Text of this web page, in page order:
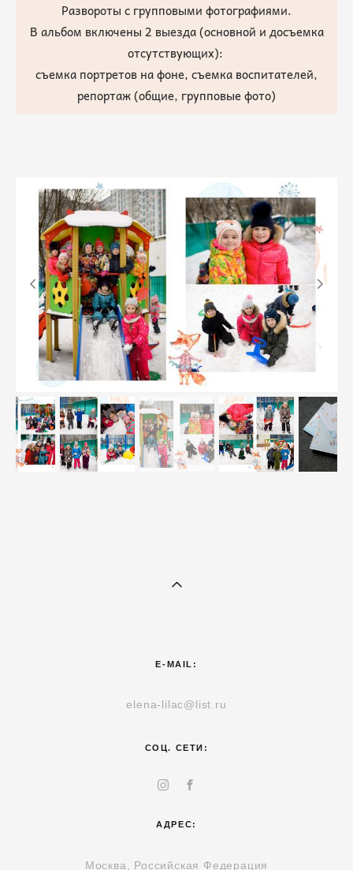
Развороты с групповыми фотографиями.
В альбом включены 2 выезда (основной и досъемка
отсутствующих):
съемка портретов на фоне, съемка воспитателей,
репортаж (общие, групповые фото)
E-MAIL:
elena-lilac@list.ru
СОЦ. СЕТИ:
АДРЕС:
Москва, Российская Федерация